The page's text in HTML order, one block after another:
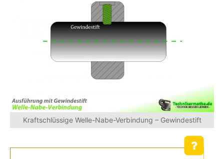
Kraftschlüssige Welle-Nabe-Verbindung – Gewindestift